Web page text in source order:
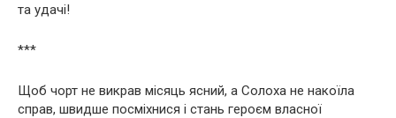
та удачі!
***
Щоб чорт не викрав місяць ясний, а Солоха не накоїла
справ, швидше посміхнися і стань героєм власної